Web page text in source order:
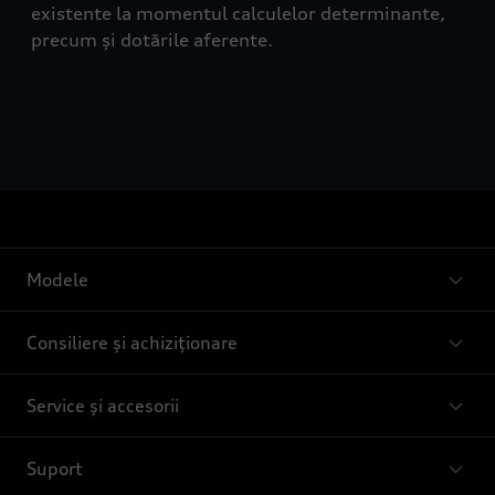
existente la momentul calculelor determinante,
precum și dotările aferente.
Modele
Consiliere și achiziționare
Service și accesorii
Suport